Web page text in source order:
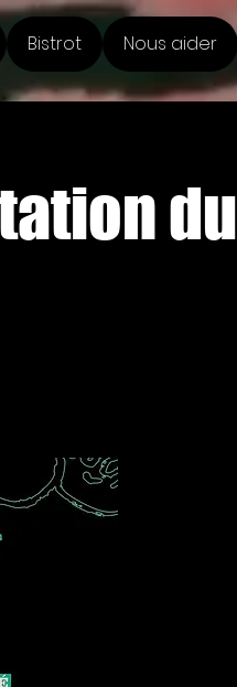
Bistrot Nous aider
du